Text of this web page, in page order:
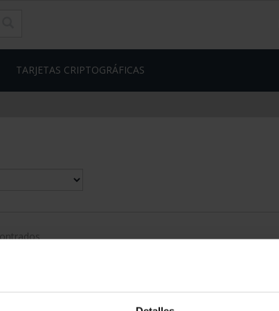
TARJETAS CRIPTOGRÁFICAS